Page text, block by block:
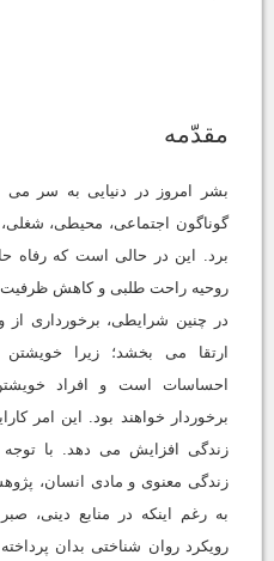
مقدّمه
بشر امروز در دنیایی به سر می
گوناگون اجتماعی، محیطی،
برد. این در حالی است که رفاه
روحیه راحت طلبی و کاهش
در چنین شرایطی، برخورداری از
ارتقا می بخشد؛ زیرا
احساسات است و افراد
برخوردار خواهند بود. این امر
زندگی افزایش می دهد. با توجه
زندگی معنوی و مادی انسان،
به رغم اینکه در منابع دینی،
رویکرد روان شناختی بدان